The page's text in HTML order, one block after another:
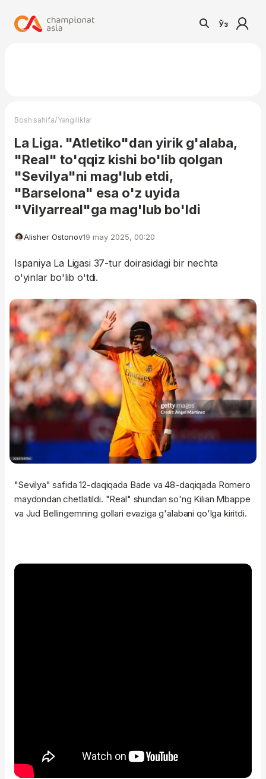
Ўз
Bosh sahifa/Yangiliklar
La Liga. "Atletiko"dan yirik g'alaba,
"Real" to'qqiz kishi bo'lib qolgan
"Sevilya"ni mag'lub etdi,
"Barselona" esa o'z uyida
"Vilyarreal"ga mag'lub bo'ldi
Alisher Ostonov19 may 2025, 00:20
Ispaniya La Ligasi 37-tur doirasidagi bir nechta
o'yinlar bo'lib o'tdi.
"Sevilya" safida 12-daqiqada Bade va 48-daqiqada Romero
maydondan chetlatildi. "Real" shundan so'ng Kilian Mbappe
va Jud Bellingemning gollari evaziga g'alabani qo'lga kiritdi.